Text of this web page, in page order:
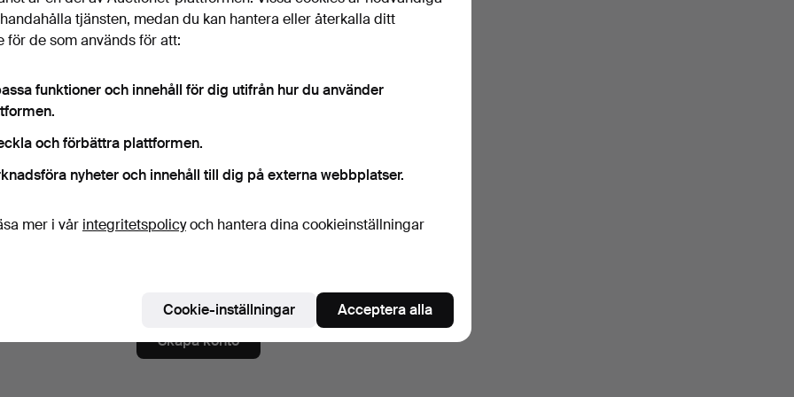
Visa lösenord i klartext.
på nyhetsbrev från Göteborgs Auktionsverk. (frivilligt)
enkelt avsluta prenumerationen.
på Auctionets nyhetsbrev. (frivilligt)
Skapa konto
tjänsten, medan du kan hantera eller återkalla ditt
för de som används för att:
funktioner och innehåll för dig utifrån hur du använder
och förbättra plattformen.
nyheter och innehåll till dig på externa webbplatser.
mer i vår integritetspolicyoch hantera dina cookieinställningar
Cookie-inställningar Acceptera alla